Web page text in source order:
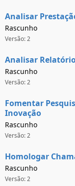
Analisar
Rascunho
Versão: 2
Analisar
Rascunho
Versão: 2
Fomentar
Inovação
Rascunho
Versão: 2
Homologar
Rascunho
Versão: 2